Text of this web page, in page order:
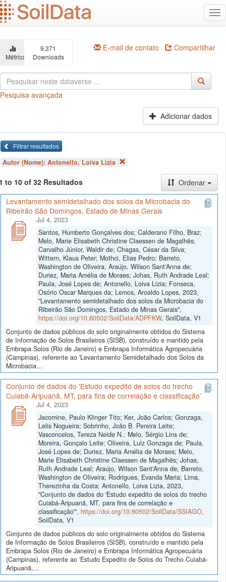
Ir
para
o
principal
Métricas
9,371
Downloads
E-mail de contato Compartilhar
Pesquisa avançada
Adicionar dados
Filtrar resultados
Autor (Nome): Antonello, Loiva Lizia
to 10 of 32 Resultados
Ordenar
Levantamento semidetalhado dos solos da Microbacia do
Ribeirão São Domingos, Estado de Minas Gerais
Jul 4, 2023
Santos, Humberto Gonçalves dos; Calderano Filho, Braz;
Melo, Marie Elisabeth Christine Claessen de Magalhẽs;
Carvalho Júnior, Waldir de; Chagas, César da Silva;
Wittern, Klaus Peter; Mothci, Elias Pedro; Barreto,
Washington de Oliveira; Araújo, Wilson Sant'Anna de;
Duriez, Maria Amélia de Moraes; Johas, Ruth Andrade Leal;
Paula, José Lopes de; Antonello, Loiva Lizia; Fonseca,
Osório Oscar Marques da; Lemos, Aroaldo Lopes, 2023,
"Levantamento semidetalhado dos solos da Microbacia do
Ribeirão São Domingos, Estado de Minas Gerais",
https://doi.org/10.60502/SoilData/ADPFKW, SoilData, V1
Conjunto de dados públicos do solo originalmente obtidos do Sistema
de Informação de Solos Brasileiros (SISB), construído e mantido pela
Embrapa Solos (Rio de Janeiro) e Embrapa Informática Agropecuária
(Campinas), referente ao 'Levantamento Semidetalhado dos Solos da
Microbacia...
Conjunto de dados do 'Estudo expedito de solos do trecho
Cuiabá-Aripuanã, MT, para fins de correlação e classificação'
Jul 4, 2023
Jacomine, Paulo Klinger Tito; Ker, João Carlos; Gonzaga,
Lelis Nogueira; Sobrinho, João B. Pereira Leite;
Vasconcelos, Tereza Neide N.; Melo, Sérgio Lins de;
Moreira, Gonçalo Leite; Oliveira, Luiz Gonzaga de; Paula,
José Lopes de; Duriez, Maria Amélia de Moraes; Melo,
Marie Elisabeth Christine Claessen de Magalhẽs; Johas,
Ruth Andrade Leal; Araújo, Wilson Sant'Anna de; Barreto,
Washington de Oliveira; Rodrigues, Evanda Maria; Lima,
Therezinha da Costa; Antonello, Loiva Lizia, 2023,
"Conjunto de dados do 'Estudo expedito de solos do trecho
Cuiabá-Aripuanã, MT, para fins de correlação e
classificação'", https://doi.org/10.60502/SoilData/SSIAGO,
SoilData, V1
Conjunto de dados públicos do solo originalmente obtidos do Sistema
de Informação de Solos Brasileiros (SISB), construído e mantido pela
Embrapa Solos (Rio de Janeiro) e Embrapa Informática Agropecuária
(Campinas), referente ao 'Estudo Expedito de Solos do Trecho Cuiabá-
Aripuanã,...